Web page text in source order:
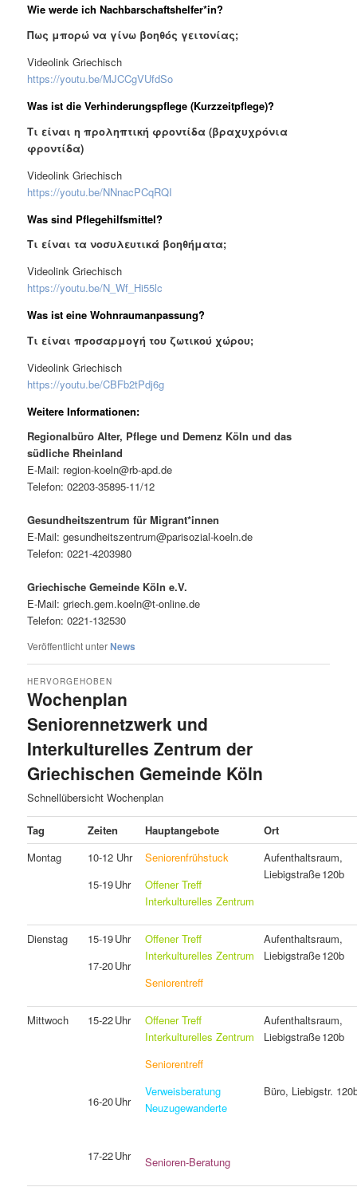
Wie werde ich Nachbarschaftshelfer*in?
Πως μπορώ να γίνω βοηθός γειτονίας;
Videolink Griechisch
https://youtu.be/MJCCgVUfdSo
Was ist die Verhinderungspflege (Kurzzeitpflege)?
Τι είναι η προληπτική φροντίδα (βραχυχρόνια
φροντίδα)
Videolink Griechisch
https://youtu.be/NNnacPCqRQI
Was sind Pflegehilfsmittel?
Τι είναι τα νοσυλευτικά βοηθήματα;
Videolink Griechisch
https://youtu.be/N_Wf_Hi55lc
Was ist eine Wohnraumanpassung?
Τι είναι προσαρμογή του ζωτικού χώρου;
Videolink Griechisch
https://youtu.be/CBFb2tPdj6g
Weitere Informationen:
Regionalbüro Alter, Pflege und Demenz Köln und das
südliche Rheinland
E-Mail: region-koeln@rb-apd.de
Telefon: 02203-35895-11/12
Gesundheitszentrum für Migrant*innen
E-Mail: gesundheitszentrum@parisozial-koeln.de
Telefon: 0221-4203980
Griechische Gemeinde Köln e.V.
E-Mail: griech.gem.koeln@t-online.de
Telefon: 0221-132530
Veröffentlicht unterNews
Wochenplan
Seniorennetzwerk und
Interkulturelles Zentrum der
Griechischen Gemeinde Köln
HERVORGEHOBEN
Veröffentlicht am14. November 2025
Schnellübersicht Wochenplan
Tag Zeiten Hauptangebote
Ort
Montag
10-12 Uhr
15‑19 Uhr
Seniorenfrühstuck
Offener Treff
Interkulturelles Zentrum
Aufenthaltsraum,
Liebigstraße 120b
Dienstag
15‑19 Uhr
17‑20 Uhr
Offener Treff
Interkulturelles Zentrum
Seniorentreff
Aufenthaltsraum,
Liebigstraße 120b
Mittwoch 15‑22 Uhr
16‑20 Uhr
17‑22 Uhr
Offener Treff
Interkulturelles Zentrum
Seniorentreff
Verweisberatung
Neuzugewanderte
Senioren‑Beratung
Aufenthaltsraum,
Liebigstraße 120b
Büro, Liebigstr.